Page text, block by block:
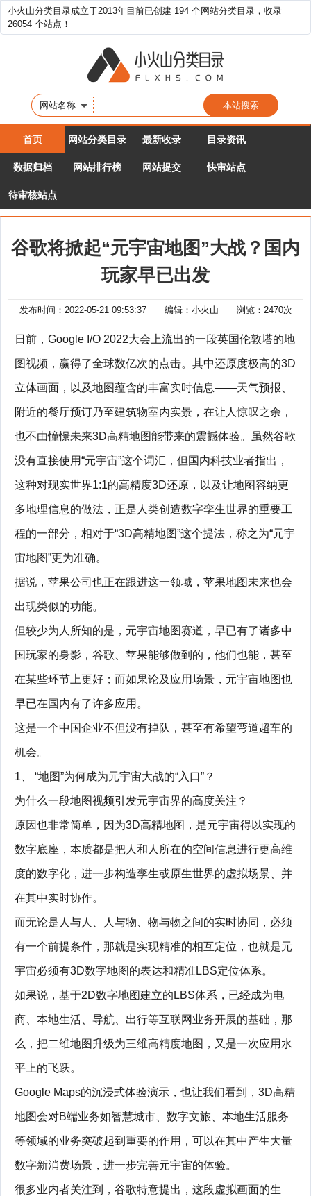
小火山分类目录成立于2013年目前已创建 194 个网站分类目录，收录
26054 个站点！
网站名称
首页 网站分类目录 最新收录 目录资讯
数据归档 网站排行榜 网站提交 快审站点
待审核站点
谷歌将掀起“元宇宙地图”大战？国内
玩家早已出发
发布时间：2022-05-21 09:53:37 编辑：小火山 浏览：2470次
日前，Google I/O 2022大会上流出的一段英国伦敦塔的地
图视频，赢得了全球数亿次的点击。其中还原度极高的3D
立体画面，以及地图蕴含的丰富实时信息——天气预报、
附近的餐厅预订乃至建筑物室内实景，在让人惊叹之余，
也不由憧憬未来3D高精地图能带来的震撼体验。虽然谷歌
没有直接使用“元宇宙”这个词汇，但国内科技业者指出，
这种对现实世界1:1的高精度3D还原，以及让地图容纳更
多地理信息的做法，正是人类创造数字孪生世界的重要工
程的一部分，相对于“3D高精地图”这个提法，称之为“元宇
宙地图”更为准确。
据说，苹果公司也正在跟进这一领域，苹果地图未来也会
出现类似的功能。
但较少为人所知的是，元宇宙地图赛道，早已有了诸多中
国玩家的身影，谷歌、苹果能够做到的，他们也能，甚至
在某些环节上更好；而如果论及应用场景，元宇宙地图也
早已在国内有了许多应用。
这是一个中国企业不但没有掉队，甚至有希望弯道超车的
机会。
1、 “地图”为何成为元宇宙大战的“入口”？
为什么一段地图视频引发元宇宙界的高度关注？
原因也非常简单，因为3D高精地图，是元宇宙得以实现的
数字底座，本质都是把人和人所在的空间信息进行更高维
度的数字化，进一步构造孪生或原生世界的虚拟场景、并
在其中实时协作。
而无论是人与人、人与物、物与物之间的实时协同，必须
有一个前提条件，那就是实现精准的相互定位，也就是元
宇宙必须有3D数字地图的表达和精准LBS定位体系。
如果说，基于2D数字地图建立的LBS体系，已经成为电
商、本地生活、导航、出行等互联网业务开展的基础，那
么，把二维地图升级为三维高精度地图，又是一次应用水
平上的飞跃。
Google Maps的沉浸式体验演示，也让我们看到，3D高精
地图会对B端业务如智慧城市、数字文旅、本地生活服务
等领域的业务突破起到重要的作用，可以在其中产生大量
数字新消费场景，进一步完善元宇宙的体验。
很多业内者关注到，谷歌特意提出，这段虚拟画面的生